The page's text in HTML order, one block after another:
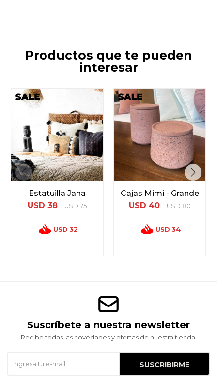
Productos que te pueden
interesar
Estatuilla Jana
USD 38 USD 75
USD 32
Cajas Mimi - Grande
USD 40 USD 80
USD 34
Suscríbete a nuestra newsletter
Recibe todas las novedades y ofertas de nuestra tienda.
SUSCRIBIRME